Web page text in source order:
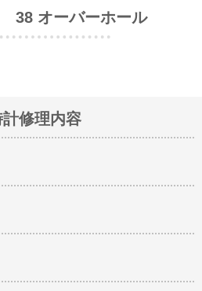
38 オーバーホール
計修理内容